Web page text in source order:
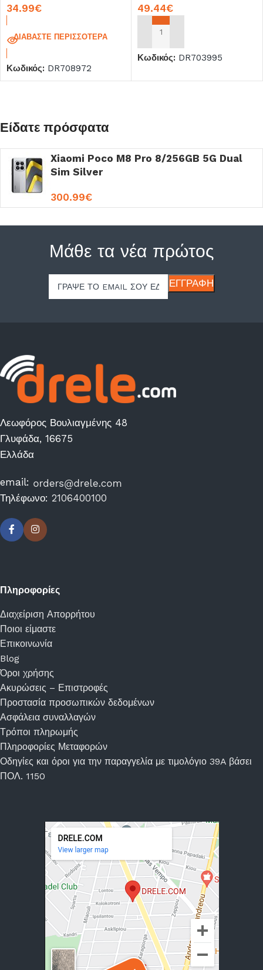
34.99€
ΔΙΑΒΆΣΤΕ ΠΕΡΙΣΣΌΤΕΡΑ
Κωδικός: DR708972
49.44€
ΠΡΟΣΘΉΚΗ ΣΤΟ ΚΑΛΆΘΙ
Κωδικός: DR703995
Είδατε πρόσφατα
Xiaomi Poco M8 Pro 8/256GB 5G Dual
Sim Silver
300.99€
Μάθε τα νέα πρώτος
Λεωφόρος Βουλιαγμένης 48
Γλυφάδα, 16675
Ελλάδα
email:
Τηλέφωνο: 2106400100
Πληροφορίες
Διαχείριση Απορρήτου
Ποιοι είμαστε
Επικοινωνία
Blog
Όροι χρήσης
Ακυρώσεις – Επιστροφές
Προστασία προσωπικών δεδομένων
Ασφάλεια συναλλαγών
Τρόποι πληρωμής
Πληροφορίες Μεταφορών
Οδηγίες και όροι για την παραγγελία με τιμολόγιο 39A βάσει
ΠΟΛ. 1150